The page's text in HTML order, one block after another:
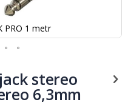
PRO 1 metr
jack stereo
6,3mm